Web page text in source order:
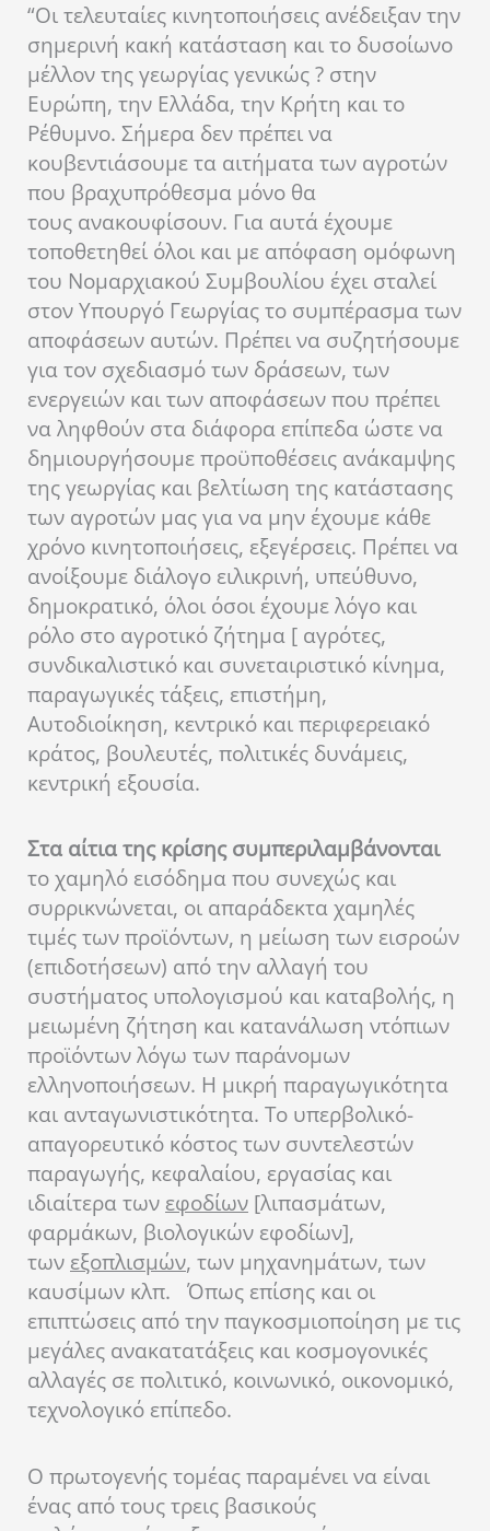
“Οι τελευταίες κινητοποιήσεις ανέδειξαν την
σημερινή κακή κατάσταση και το δυσοίωνο
μέλλον της γεωργίας γενικώς ? στην
Ευρώπη, την Ελλάδα, την Κρήτη και το
Ρέθυμνο. Σήμερα δεν πρέπει να
κουβεντιάσουμε τα αιτήματα των αγροτών
που βραχυπρόθεσμα μόνο θα
τους ανακουφίσουν. Για αυτά έχουμε
τοποθετηθεί όλοι και με απόφαση ομόφωνη
του Νομαρχιακού Συμβουλίου έχει σταλεί
στον Υπουργό Γεωργίας το συμπέρασμα των
αποφάσεων αυτών. Πρέπει να συζητήσουμε
για τον σχεδιασμό των δράσεων, των
ενεργειών και των αποφάσεων που πρέπει
να ληφθούν στα διάφορα επίπεδα ώστε να
δημιουργήσουμε προϋποθέσεις ανάκαμψης
της γεωργίας και βελτίωση της κατάστασης
των αγροτών μας για να μην έχουμε κάθε
χρόνο κινητοποιήσεις, εξεγέρσεις. Πρέπει να
ανοίξουμε διάλογο ειλικρινή, υπεύθυνο,
δημοκρατικό, όλοι όσοι έχουμε λόγο και
ρόλο στο αγροτικό ζήτημα [ αγρότες,
συνδικαλιστικό και συνεταιριστικό κίνημα,
παραγωγικές τάξεις, επιστήμη,
Αυτοδιοίκηση, κεντρικό και περιφερειακό
κράτος, βουλευτές, πολιτικές δυνάμεις,
κεντρική εξουσία.
Στα αίτια της κρίσης συμπεριλαμβάνονται
το χαμηλό εισόδημα που συνεχώς και
συρρικνώνεται, οι απαράδεκτα χαμηλές
τιμές των προϊόντων, η μείωση των εισροών
(επιδοτήσεων) από την αλλαγή του
συστήματος υπολογισμού και καταβολής, η
μειωμένη ζήτηση και κατανάλωση ντόπιων
προϊόντων λόγω των παράνομων
ελληνοποιήσεων. Η μικρή παραγωγικότητα
και ανταγωνιστικότητα. Το υπερβολικό-
απαγορευτικό κόστος των συντελεστών
παραγωγής, κεφαλαίου, εργασίας και
ιδιαίτερα των εφοδίων [λιπασμάτων,
φαρμάκων, βιολογικών εφοδίων],
των εξοπλισμών, των μηχανημάτων, των
καυσίμων κλπ. Όπως επίσης και οι
επιπτώσεις από την παγκοσμιοποίηση με τις
μεγάλες ανακατατάξεις και κοσμογονικές
αλλαγές σε πολιτικό, κοινωνικό, οικονομικό,
τεχνολογικό επίπεδο.
Ο πρωτογενής τομέας παραμένει να είναι
ένας από τους τρεις βασικούς